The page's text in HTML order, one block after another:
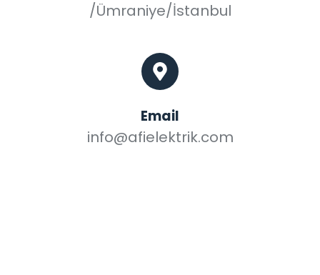
/Ümraniye/İstanbul
Email
info@afielektrik.com